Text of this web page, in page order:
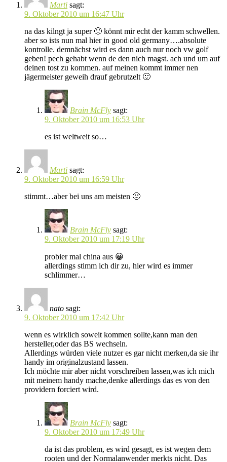
Marti sagt:
9. Oktober 2010 um 16:47 Uhr
na das kilngt ja super 🙁 könnt mir echt der kamm schwellen.
aber so ists nun mal hier in good old germany….absolute
kontrolle. demnächst wird es dann auch nur noch vw golf
geben! pech gehabt wenn de den nich magst. ach und um auf
deinen tost zu kommen. auf meinen kommt immer nen
jägermeister geweih drauf gebrutzelt 🙂
Brain McFly sagt:
9. Oktober 2010 um 16:53 Uhr
es ist weltweit so…
Marti sagt:
9. Oktober 2010 um 16:59 Uhr
stimmt…aber bei uns am meisten 🙁
Brain McFly sagt:
9. Oktober 2010 um 17:19 Uhr
probier mal china aus 😀
allerdings stimm ich dir zu, hier wird es immer
schlimmer…
nato sagt:
9. Oktober 2010 um 17:42 Uhr
wenn es wirklich soweit kommen sollte,kann man den
hersteller,oder das BS wechseln.
Allerdings würden viele nutzer es gar nicht merken,da sie ihr
handy im originalzustand lassen.
Ich möchte mir aber nicht vorschreiben lassen,was ich mich
mit meinem handy mache,denke allerdings das es von den
providern forciert wird.
Brain McFly sagt:
9. Oktober 2010 um 17:49 Uhr
da ist das problem, es wird gesagt, es ist wegen dem
rooten und der Normalanwender merkts nicht. Das